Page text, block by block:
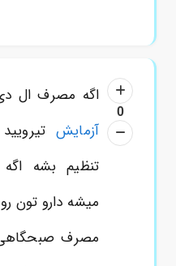
0
اگه مصرف ال
آزمایش
تنظیم بشه
میشه دارو تون
مصرف صبحگاهی